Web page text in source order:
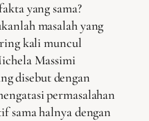
yang sama?
masalah yang
kali muncul
Massimi
disebut dengan
permasalahan
sama halnya dengan